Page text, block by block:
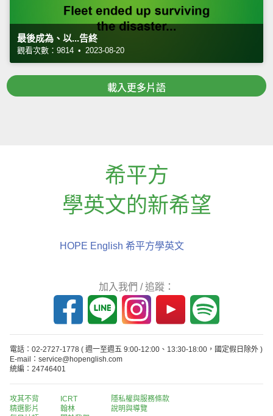
最後成為、以...告終
觀看次數：9814 • 2023-08-20
載入更多片語
希平方
學英文的新希望
HOPE English 希平方學英文
加入我們 / 追蹤：
電話：02-2727-1778 ( 週一至週五 9:00-12:00、13:30-18:00，國定假日除外 )
E-mail：service@hopenglish.com
統編：24746401
攻其不背
精選影片
ICRT
翰林
隱私權與服務條款
說明與導覽